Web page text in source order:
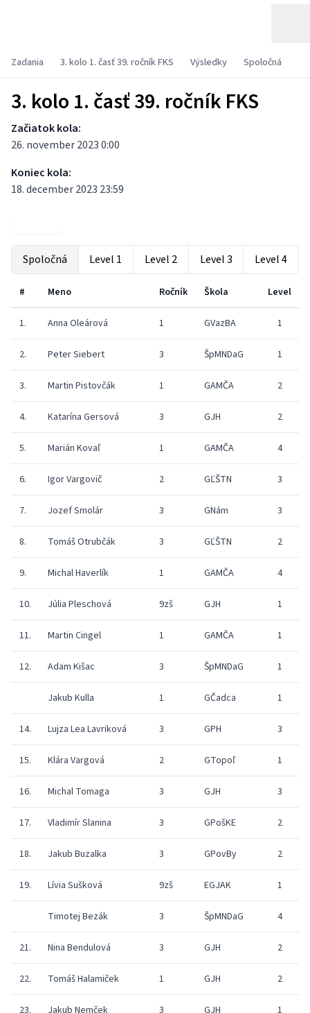
Zadania 3. kolo 1. časť 39. ročník FKS Výsledky Spoločná
3. kolo 1. časť 39. ročník FKS
Začiatok kola:
26. november 2023 0:00
Koniec kola:
18. december 2023 23:59
Spoločná Level 1 Level 2 Level 3 Level 4
# Meno Ročník Škola Level
1. Anna Oleárová 1 GVazBA 1
2. Peter Siebert 3 ŠpMNDaG 1
3. Martin Pistovčák 1 GAMČA 2
4. Katarína Gersová 3 GJH 2
5. Marián Kovaľ 1 GAMČA 4
6. Igor Vargovič 2 GĽŠTN 3
7. Jozef Smolár 3 GNám 3
8. Tomáš Otrubčák 3 GĽŠTN 2
9. Michal Haverlík 1 GAMČA 4
10. Júlia Pleschová 9zš GJH 1
11. Martin Cingel 1 GAMČA 1
12. Adam Kišac 3 ŠpMNDaG 1
Jakub Kulla 1 GČadca 1
14. Lujza Lea Lavriková 3 GPH 3
15. Klára Vargová 2 GTopoľ 1
16. Michal Tomaga 3 GJH 3
17. Vladimír Slanina 3 GPošKE 2
18. Jakub Buzalka 3 GPovBy 2
19. Lívia Sušková 9zš EGJAK 1
Timotej Bezák 3 ŠpMNDaG 4
21. Nina Bendulová 3 GJH 2
22. Tomáš Halamiček 1 GJH 2
23. Jakub Nemček 3 GJH 1